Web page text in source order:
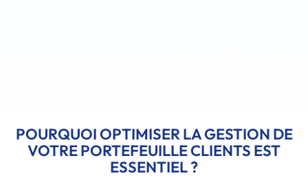
POURQUOI OPTIMISER LA GESTION DE
VOTRE PORTEFEUILLE CLIENTS EST
ESSENTIEL ?